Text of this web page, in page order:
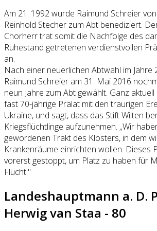
Am 21. 1992 wurde Raimund Schreier
Reinhold Stecher zum Abt benediziert.
Chorherr trat somit die Nachfolge des
Ruhestand getretenen verdienstvollen
an.
Nach einer neuerlichen Abtwahl im Jahre
Raimund Schreier am 31. Mai 2016
neun Jahre zum Abt gewählt. Ganz
fast 70-jährige Prälat mit den traurigen
Ukraine, und sagt, dass das Stift Wilten
Kriegsflüchtlinge aufzunehmen. „Wir
gewordenen Trakt des Klosters, in dem
Krankenräume einrichten wollen. Dieses
vorerst gestoppt, um Platz zu haben für
Flucht."
Landeshauptmann a. D.
Herwig van Staa - 80